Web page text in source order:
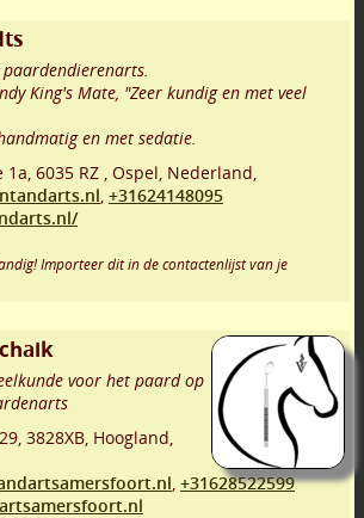
King's Mate, "Zeer kundig en met veel
en met sedatie.
1a 6035 RZ Ospel Nederland,
+31624148095
Importeer dit in de contactenlijst van je
voor het paard op
3828XB Hoogland
+31628522599